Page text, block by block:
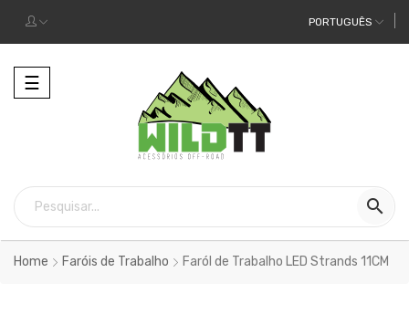
PORTUGUÊS
Alternar
a
☰

Home Faróis de Trabalho Faról de Trabalho LED Strands 11CM